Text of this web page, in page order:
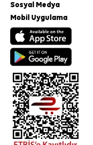
Sosyal Medya
Mobil Uygulama